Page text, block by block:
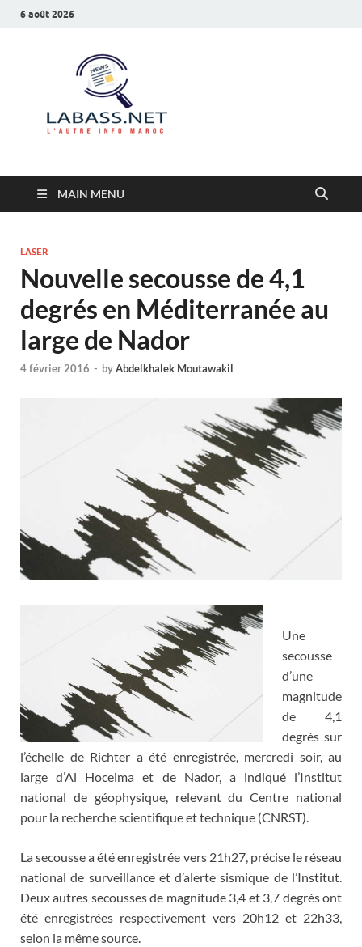
6 août 2026
MAIN MENU
LASER
Nouvelle secousse de 4,1
degrés en Méditerranée au
large de Nador
4 février 2016 - byAbdelkhalek Moutawakil
Une
secousse
d’une
magnitude
de 4,1
degrés sur
l’échelle de Richter a été enregistrée, mercredi soir, au
large d’Al Hoceima et de Nador, a indiqué l’Institut
national de géophysique, relevant du Centre national
pour la recherche scientifique et technique (CNRST).
La secousse a été enregistrée vers 21h27, précise le réseau
national de surveillance et d’alerte sismique de l’Institut.
Deux autres secousses de magnitude 3,4 et 3,7 degrés ont
été enregistrées respectivement vers 20h12 et 22h33,
selon la même source.